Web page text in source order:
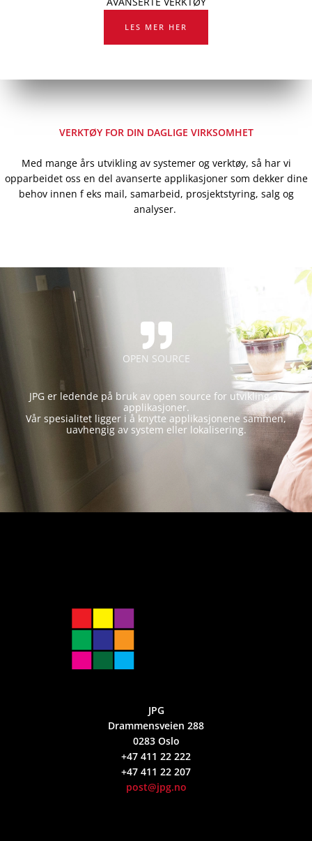
LES MER HER
VERKTØY FOR DIN DAGLIGE VIRKSOMHET
Med mange års utvikling av systemer og verktøy, så har vi
opparbeidet oss en del avanserte applikasjoner som dekker dine
behov innen f eks mail, samarbeid, prosjektstyring, salg og
analyser.
OPEN SOURCE
JPG er ledende på bruk av open source for utvikling av
applikasjoner.
Vår spesialitet ligger i å knytte applikasjonene sammen,
uavhengig av system eller lokalisering.
JPG
Drammensveien 288
0283 Oslo
+47 411 22 222
+47 411 22 207
post@jpg.no